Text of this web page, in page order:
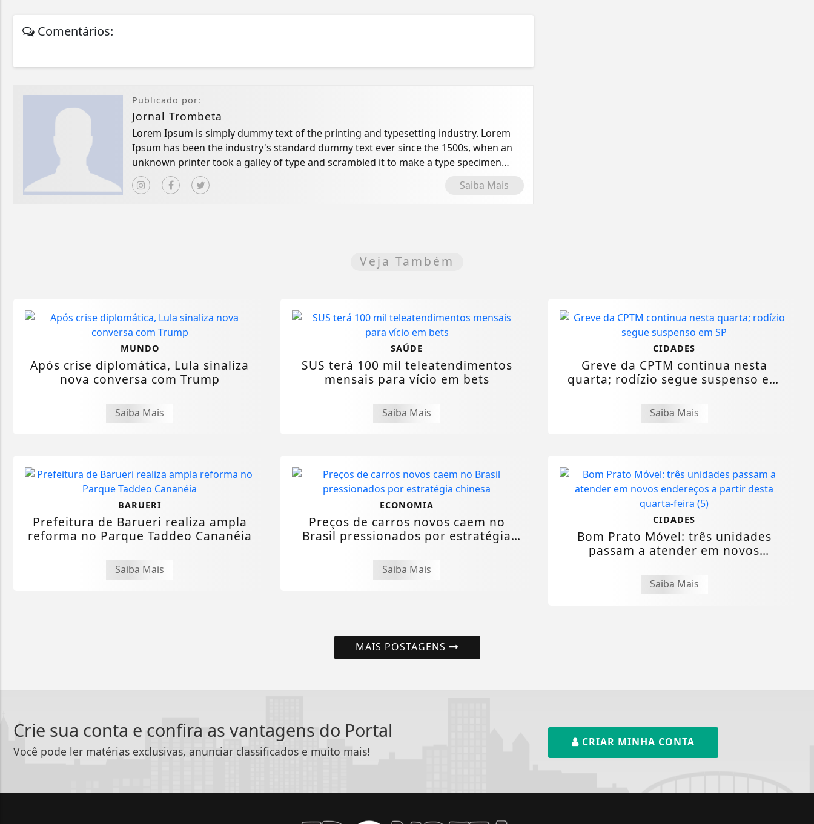
Comentários:
Publicado por:
Jornal Trombeta
Lorem Ipsum is simply dummy text of the printing and typesetting industry. Lorem
Ipsum has been the industry's standard dummy text ever since the 1500s, when an
unknown printer took a galley of type and scrambled it to make a type specimen
book.
Saiba Mais
Veja Também
MUNDO
Após crise diplomática, Lula sinaliza
nova conversa com Trump
Saiba Mais
SAÚDE
SUS terá 100 mil teleatendimentos
mensais para vício em bets
Saiba Mais
CIDADES
Greve da CPTM continua nesta
quarta; rodízio segue suspenso em
Saiba Mais
BARUERI
Prefeitura de Barueri realiza ampla
reforma no Parque Taddeo Cananéia
Saiba Mais
ECONOMIA
Preços de carros novos caem no
Brasil pressionados por estratégia
Saiba Mais
CIDADES
Bom Prato Móvel: três unidades
passam a atender em novos
Saiba Mais
MAIS POSTAGENS
Crie sua conta e confira as vantagens do Portal
Você pode ler matérias exclusivas, anunciar classificados e muito mais!
CRIAR MINHA CONTA